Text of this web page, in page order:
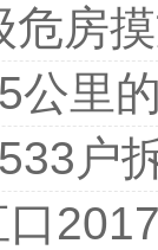
危房
的自
迁户陆